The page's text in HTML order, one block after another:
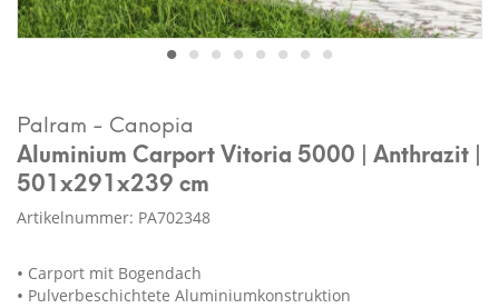
Palram - Canopia
Aluminium Carport Vitoria 5000 | Anthrazit |
501x291x239 cm
Artikelnummer: PA702348
Carport mit Bogendach
Pulverbeschichtete Aluminiumkonstruktion